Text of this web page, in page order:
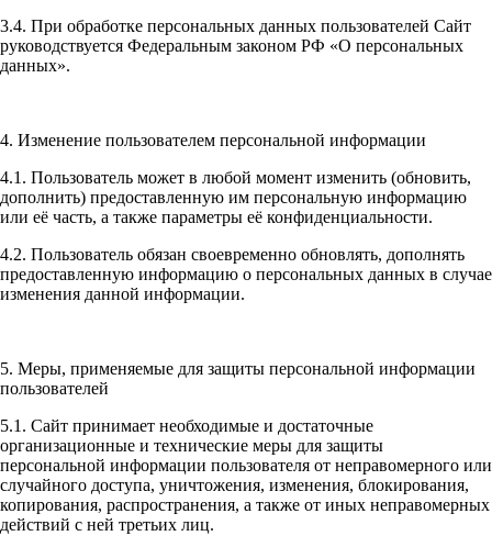
3.4. При обработке персональных данных пользователей Сайт
руководствуется Федеральным законом РФ «О персональных
данных».
4. Изменение пользователем персональной информации
4.1. Пользователь может в любой момент изменить (обновить,
дополнить) предоставленную им персональную информацию
или её часть, а также параметры её конфиденциальности.
4.2. Пользователь обязан своевременно обновлять, дополнять
предоставленную информацию о персональных данных в случае
изменения данной информации.
5. Меры, применяемые для защиты персональной информации
пользователей
5.1. Сайт принимает необходимые и достаточные
организационные и технические меры для защиты
персональной информации пользователя от неправомерного или
случайного доступа, уничтожения, изменения, блокирования,
копирования, распространения, а также от иных неправомерных
действий с ней третьих лиц.